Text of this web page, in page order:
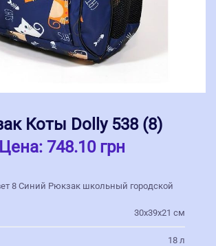
Коты Dolly 538 (8)
Цена: 748.10 грн
8 Синий Рюкзак школьный городской
30х39х21 см
18 л